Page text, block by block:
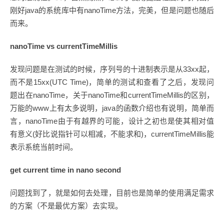
刚好java的系统库中有nanoTime方法，完美，但是问题也随后
而来。
nanoTime vs currentTimeMillis
发现问题是在测试的时候，序列号的十进制表示是从33xx起，
而不是15xx(UTC Time)，简单的测试和查看了之后，发现问
题出在nanoTime，关于nanoTime和currentTimeMillis的区别，
万能的www上有太多说明，java的函数介绍也有说明，简单而
言，nanoTime由于有越界的可能，设计之初也是使其相对值
有意义(好比说指针可以相减，不能求和)，currentTimeMillis能
表示系统当前时间。
get current time in nano second
问题找到了，就是如何去处理，目前也是简单的使用满足需求
的方案（不是最优方案）去实现。